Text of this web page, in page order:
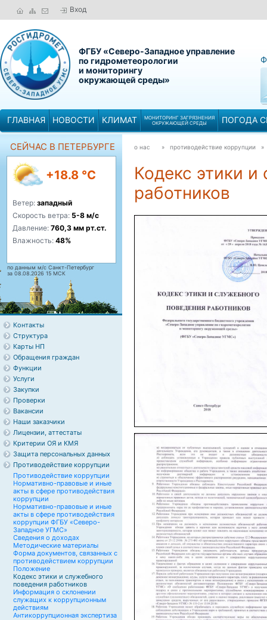
Вход
ФГБУ «Северо-Западное управление
по гидрометеорологии
и мониторингу
окружающей среды»
ГЛАВНАЯ НОВОСТИ КЛИМАТ
МОНИТОРИНГ ЗАГРЯЗНЕНИЯ
ОКРУЖАЮЩЕЙ СРЕДЫ
ПОГОДА
СЕЙЧАС В ПЕТЕРБУРГЕ
+18.8 °C
Ветер: западный
Скорость ветра: 5-8 м/с
Давление: 760,3 мм рт.ст.
Влажность: 48%
по данным м/с Санкт-Петербург
за 08.08.2026 15 МСК
Контакты
Структура
Карты НП
Обращения граждан
Функции
Услуги
Закупки
Проверки
Вакансии
Наши заказчики
Лицензии, аттестаты
Критерии ОЯ и КМЯ
Защита персональных данных
Противодействие коррупции
Противодействие коррупции
Нормативно-правовые и иные
акты в сфере противодействия
коррупции
Нормативно-правовые и иные
акты в сфере противодействия
коррупции ФГБУ «Северо-
Западное УГМС»
Сведения о доходах
Методические материалы
Форма документов, связанных с
противодействием коррупции
Положение
Кодекс этики и служебного
поведения работников
Информация о склонении
служащих к коррупционным
действиям
Антикоррупционная экспертиза
о нас » противодействие коррупции
Кодекс этики
работников